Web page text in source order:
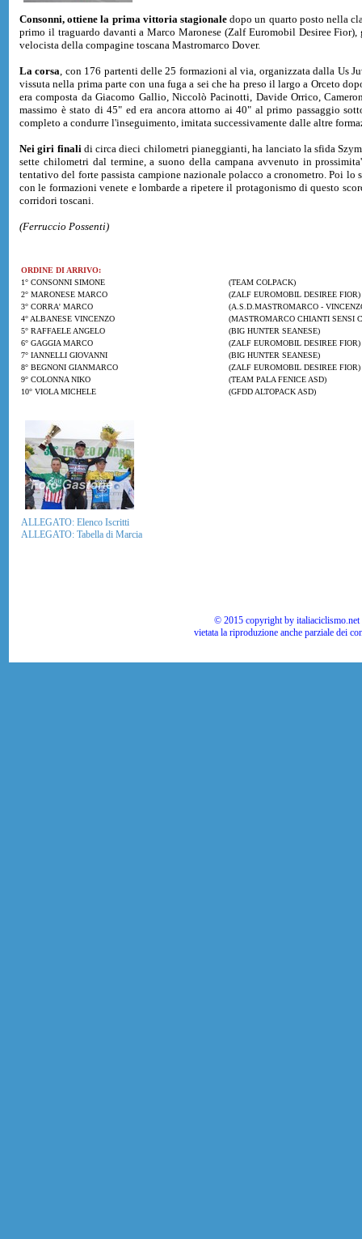
Consonni, ottiene la prima vittoria stagionale dopo un quarto posto nella
primo il traguardo davanti a Marco Maronese (Zalf Euromobil Desiree
velocista della compagine toscana Mastromarco Dover.
La corsa, con 176 partenti delle 25 formazioni al via, organizzata dalla Us
vissuta nella prima parte con una fuga a sei che ha preso il largo a Orceto
era composta da Giacomo Gallio, Niccolò Pacinotti, Davide Orrico,
massimo è stato di 45" ed era ancora attorno ai 40" al primo passaggio
completo a condurre l'inseguimento, imitata successivamente dalle altre
Nei giri finalidi circa dieci chilometri pianeggianti, ha lanciato la sfida
sette chilometri dal termine, a suono della campana avvenuto in
tentativo del forte passista campione nazionale polacco a cronometro. Poi
con le formazioni venete e lombarde a ripetere il protagonismo di questo
corridori toscani.
(Ferruccio Possenti)
ORDINE DI ARRIVO:
1° CONSONNI SIMONE
(TEAM COLPACK)
2° MARONESE MARCO
(ZALF EUROMOBIL DESIREE FIOR)
3° CORRA' MARCO
(A.S.D.MASTROMARCO -
4° ALBANESE VINCENZO
(MASTROMARCO CHIANTI SENSI
5° RAFFAELE ANGELO
(BIG HUNTER SEANESE)
6° GAGGIA MARCO
(ZALF EUROMOBIL DESIREE FIOR)
7° IANNELLI GIOVANNI
(BIG HUNTER SEANESE)
8° BEGNONI GIANMARCO
(ZALF EUROMOBIL DESIREE FIOR)
9° COLONNA NIKO
(TEAM PALA FENICE ASD)
10° VIOLA MICHELE
(GFDD ALTOPACK ASD)
ALLEGATO: Elenco Iscritti
ALLEGATO: Tabella di Marcia
© 2015 copyright by
vietata la riproduzione anche parziale dei